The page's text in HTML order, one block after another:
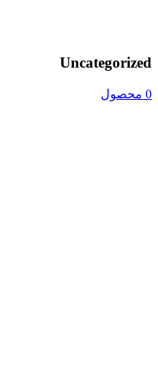
Uncategorized
0 محصول